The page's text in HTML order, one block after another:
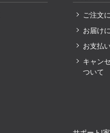
ご注文
お届け
お支払
キャン
ついて